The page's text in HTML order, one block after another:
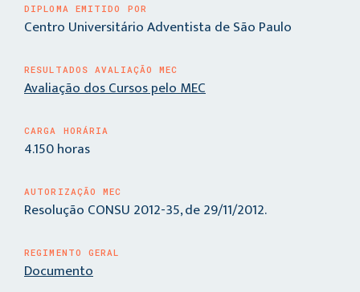
DIPLOMA EMITIDO POR
Centro Universitário Adventista de São Paulo
RESULTADOS AVALIAÇÃO MEC
Avaliação dos Cursos pelo MEC
CARGA HORÁRIA
4.150 horas
AUTORIZAÇÃO MEC
Resolução CONSU 2012-35, de 29/11/2012.
REGIMENTO GERAL
Documento